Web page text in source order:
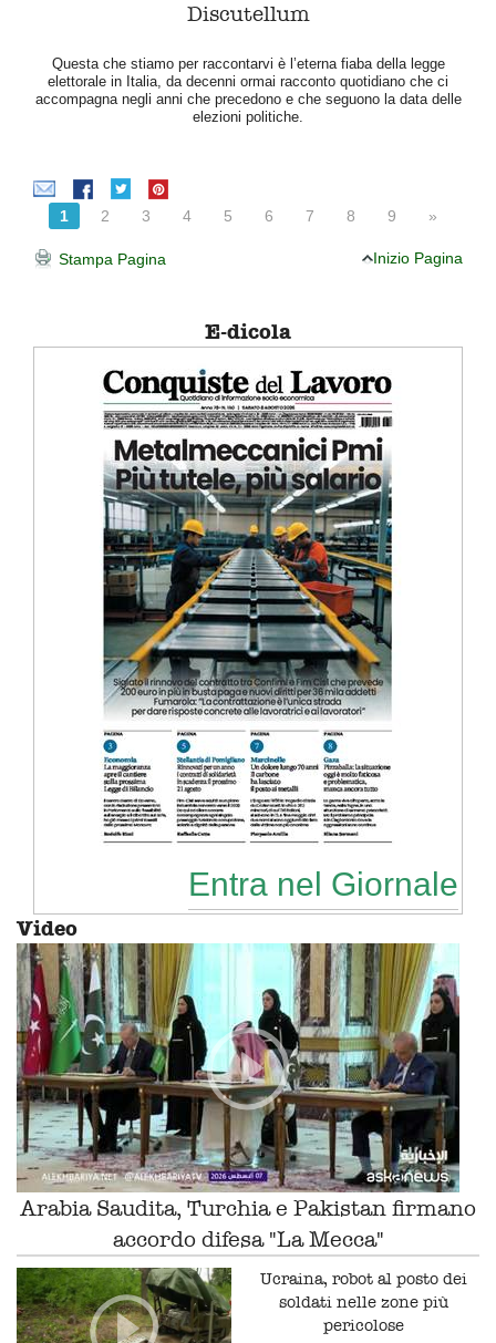
Discutellum
Questa che stiamo per raccontarvi è l’eterna fiaba della legge
elettorale in Italia, da decenni ormai racconto quotidiano che ci
accompagna negli anni che precedono e che seguono la data delle
elezioni politiche.
1 2 3 4 5 6 7 8 9 »
Stampa Pagina Inizio Pagina
E-dicola
Entra nel Giornale
Video
Arabia Saudita, Turchia e Pakistan firmano
accordo difesa "La Mecca"
Ucraina, robot al posto dei
soldati nelle zone più
pericolose